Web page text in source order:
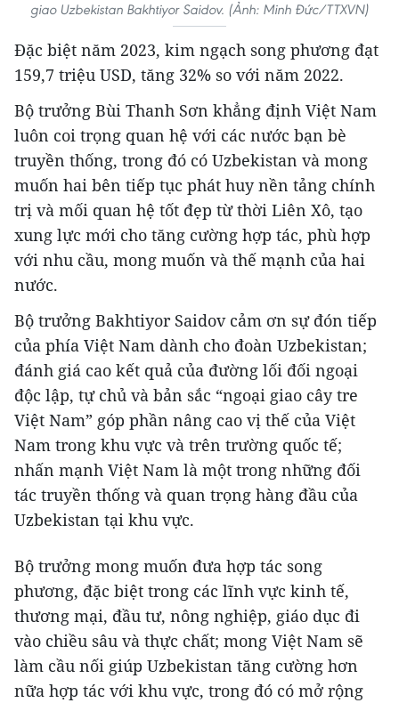
giao Uzbekistan Bakhtiyor Saidov. (Ảnh: Minh Đức/TTXVN)
Đặc biệt năm 2023, kim ngạch song phương đạt
159,7 triệu USD, tăng 32% so với năm 2022.
Bộ trưởng Bùi Thanh Sơn khẳng định Việt Nam
luôn coi trọng quan hệ với các nước bạn bè
truyền thống, trong đó có Uzbekistan và mong
muốn hai bên tiếp tục phát huy nền tảng chính
trị và mối quan hệ tốt đẹp từ thời Liên Xô, tạo
xung lực mới cho tăng cường hợp tác, phù hợp
với nhu cầu, mong muốn và thế mạnh của hai
nước.
Bộ trưởng Bakhtiyor Saidov cảm ơn sự đón tiếp
của phía Việt Nam dành cho đoàn Uzbekistan;
đánh giá cao kết quả của đường lối đối ngoại
độc lập, tự chủ và bản sắc “ngoại giao cây tre
Việt Nam” góp phần nâng cao vị thế của Việt
Nam trong khu vực và trên trường quốc tế;
nhấn mạnh Việt Nam là một trong những đối
tác truyền thống và quan trọng hàng đầu của
Uzbekistan tại khu vực.
Bộ trưởng mong muốn đưa hợp tác song
phương, đặc biệt trong các lĩnh vực kinh tế,
thương mại, đầu tư, nông nghiệp, giáo dục đi
vào chiều sâu và thực chất; mong Việt Nam sẽ
làm cầu nối giúp Uzbekistan tăng cường hơn
nữa hợp tác với khu vực, trong đó có mở rộng